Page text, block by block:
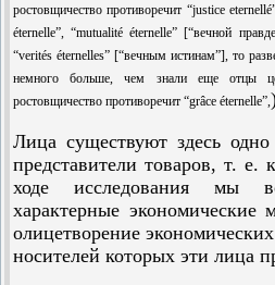
ростовщичество противоречит “jus­tice
éternelle”, “mutualité éternelle” [“вечной
“verités éternelles” [“вечным исти­нам”], то
немного больше, чем знали еще отцы
ростовщичество противоречит “grâce éternelle”,
Лица существуют здесь
представители товаров, т. е.
ходе исследования мы
характерные экономические
олицетворение
носителей которых эти лица